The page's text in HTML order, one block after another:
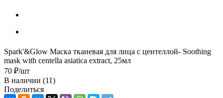
Spark'&Glow Маска тканевая для лица с центеллой- Soothing
mask with centella asiatica extract, 25мл
70 ₽/шт
В наличии (11)
Поделиться